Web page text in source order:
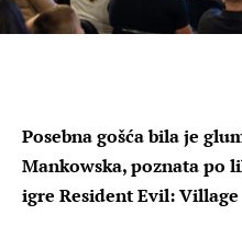
Posebna gošća bila je
Mankowska, poznata po
igre Resident Evil: Village